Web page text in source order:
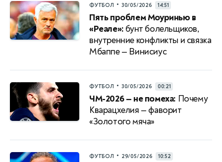
ФУТБОЛ • 30/05/2026 14:51
Пять проблем Моуринью в
«Реале»: бунт болельщиков,
внутренние конфликты и связка
Мбаппе — Винисиус
ФУТБОЛ • 30/05/2026 00:21
ЧМ-2026 — не помеха: Почему
Кварацхелия — фаворит
«Золотого мяча»
ФУТБОЛ • 29/05/2026 10:52